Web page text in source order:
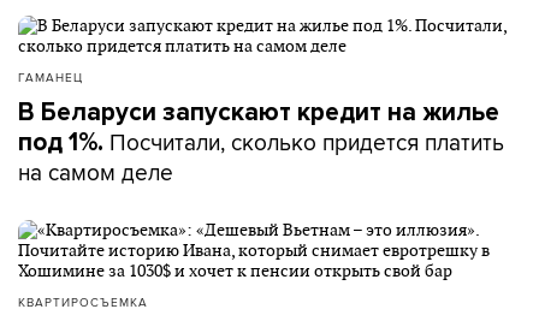
ГАМАНЕЦ
В Беларуси запускают кредит на жилье
под 1%. Посчитали, сколько придется платить
на самом деле
КВАРТИРОСЪЕМКА